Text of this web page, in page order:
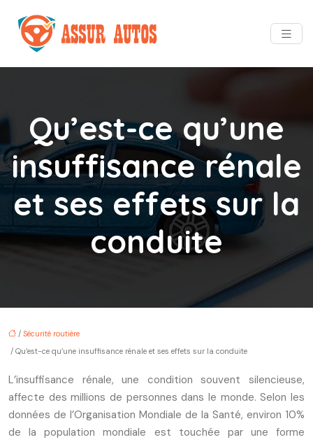
Qu’est-ce qu’une
insuffisance rénale
et ses effets sur la
conduite
/ Sécurité routière
/ Qu’est-ce qu’une insuffisance rénale et ses effets sur la conduite
L’insuffisance rénale, une condition souvent silencieuse,
affecte des millions de personnes dans le monde. Selon les
données de l’Organisation Mondiale de la Santé, environ 10%
de la population mondiale est touchée par une forme